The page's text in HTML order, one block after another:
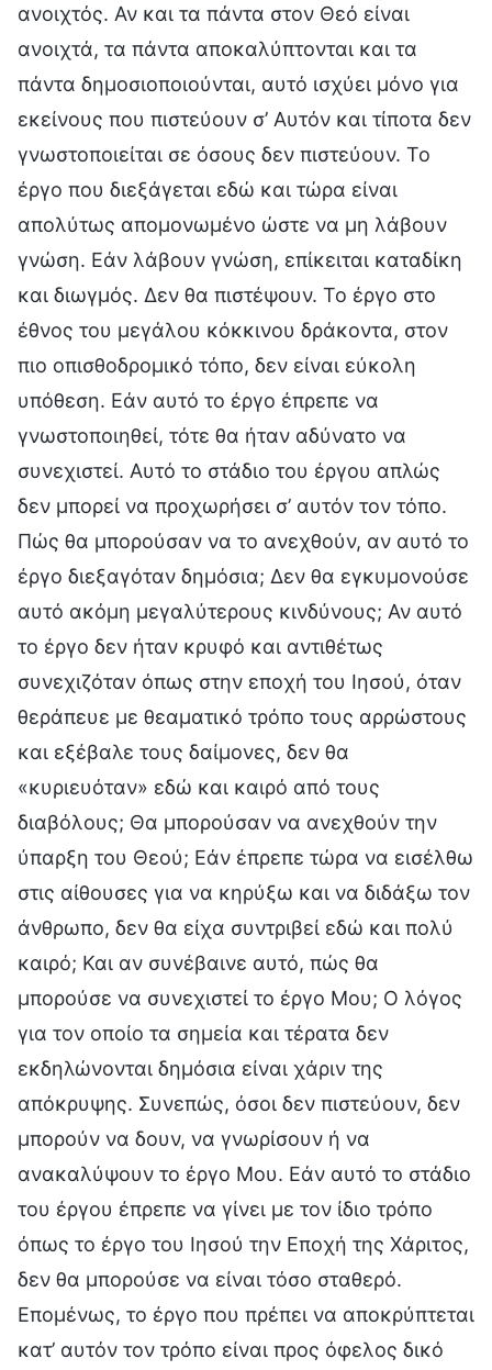
ανοιχτός. Αν και τα πάντα στον Θεό είναι
ανοιχτά, τα πάντα αποκαλύπτονται και τα
πάντα δημοσιοποιούνται, αυτό ισχύει μόνο για
εκείνους που πιστεύουν σ’ Αυτόν και τίποτα δεν
γνωστοποιείται σε όσους δεν πιστεύουν. Το
έργο που διεξάγεται εδώ και τώρα είναι
απολύτως απομονωμένο ώστε να μη λάβουν
γνώση. Εάν λάβουν γνώση, επίκειται καταδίκη
και διωγμός. Δεν θα πιστέψουν. Το έργο στο
έθνος του μεγάλου κόκκινου δράκοντα, στον
πιο οπισθοδρομικό τόπο, δεν είναι εύκολη
υπόθεση. Εάν αυτό το έργο έπρεπε να
γνωστοποιηθεί, τότε θα ήταν αδύνατο να
συνεχιστεί. Αυτό το στάδιο του έργου απλώς
δεν μπορεί να προχωρήσει σ’ αυτόν τον τόπο.
Πώς θα μπορούσαν να το ανεχθούν, αν αυτό το
έργο διεξαγόταν δημόσια; Δεν θα εγκυμονούσε
αυτό ακόμη μεγαλύτερους κινδύνους; Αν αυτό
το έργο δεν ήταν κρυφό και αντιθέτως
συνεχιζόταν όπως στην εποχή του Ιησού, όταν
θεράπευε με θεαματικό τρόπο τους αρρώστους
και εξέβαλε τους δαίμονες, δεν θα
«κυριευόταν» εδώ και καιρό από τους
διαβόλους; Θα μπορούσαν να ανεχθούν την
ύπαρξη του Θεού; Εάν έπρεπε τώρα να εισέλθω
στις αίθουσες για να κηρύξω και να διδάξω τον
άνθρωπο, δεν θα είχα συντριβεί εδώ και πολύ
καιρό; Και αν συνέβαινε αυτό, πώς θα
μπορούσε να συνεχιστεί το έργο Μου; Ο λόγος
για τον οποίο τα σημεία και τέρατα δεν
εκδηλώνονται δημόσια είναι χάριν της
απόκρυψης. Συνεπώς, όσοι δεν πιστεύουν, δεν
μπορούν να δουν, να γνωρίσουν ή να
ανακαλύψουν το έργο Μου. Εάν αυτό το στάδιο
του έργου έπρεπε να γίνει με τον ίδιο τρόπο
όπως το έργο του Ιησού την Εποχή της Χάριτος,
δεν θα μπορούσε να είναι τόσο σταθερό.
Επομένως, το έργο που πρέπει να αποκρύπτεται
κατ’ αυτόν τον τρόπο είναι προς όφελος δικό